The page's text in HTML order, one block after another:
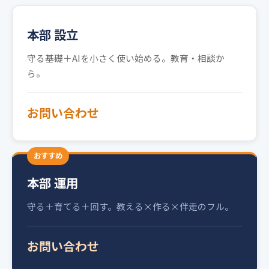
本部 設立
守る基礎＋AIを小さく使い始める。教育・相談か
ら。
お問い合わせ
おすすめ
本部 運用
守る＋育てる＋回す。教える×作る×伴走のフル。
お問い合わせ